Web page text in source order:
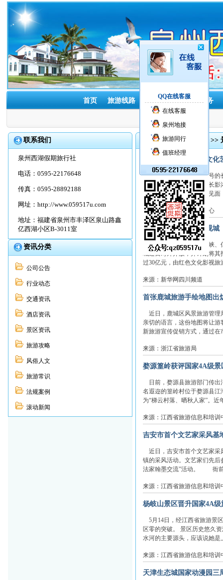
QQ在线客服
在线客服
泉州地接
旅游同行
值班经理
首页 旅游线路 酒店预订 租车服务
联系我们
泉州西湖假期旅行社
电话：0595-22176648
传真：0595-28892188
网址： http://www.059517u.com
地址：福建省泉州市丰泽区泉山路鑫
亿西湖小区B-3011室
资讯分类
公司公告
行业动态
交通资讯
酒店资讯
景区资讯
旅游攻略
风俗人文
旅游常识
法规案例
滚动新闻
首页>>旅游资讯 >>
长影博物馆首届群众文
日前，位于红旗街1118号的
众文化艺术节，盛装呈现长
集之后，再次与广大市民见
来源：吉林省旅游信息中心
四川广安打造红色影视城
千年小平桥、万年湟龙峡、
城近日对外开放，并计划将
过30亿元，由红色文化影视
来源：新华网四川频道
首张鹿城旅游手绘地图出
近日，鹿城区风景旅游管理
亲切的语言，这份地图将让游
新旅游宣传促销方式，通过
来源：浙江省旅游局
婺源篁岭获评国家4A级景
日前，婺源县旅游部门传
名遐迩的篁岭村位于婺源县
为“梯云村落、晒秋人家”。
来源：江西省旅游信息和培训
吉安市首个文艺家采风基
近日，吉安市首个文艺家采
镇的采风活动。文艺家们先
法家翰墨交流”活动。 衙前
来源：江西省旅游信息和培训
杨岐山景区晋升国家4A级
5月14日，经江西省旅游景
区零的突破。 景区历史悠久
水河的主要源头，应该说她
来源：江西省旅游信息和培训
天津生态城国家动漫园三